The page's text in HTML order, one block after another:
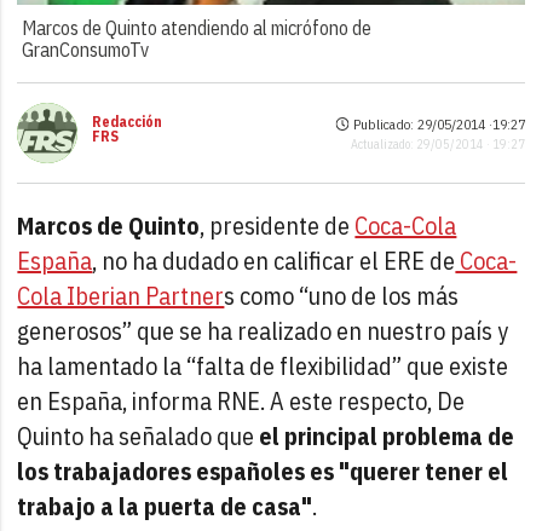
Marcos de Quinto atendiendo al micrófono de
GranConsumoTv
Redacción
FRS
Publicado: 29/05/2014 ·19:27
Actualizado: 29/05/2014 · 19:27
Marcos de Quinto, presidente de Coca-Cola
España, no ha dudado en calificar el ERE de Coca-
Cola Iberian Partners como “uno de los más
generosos” que se ha realizado en nuestro país y
ha lamentado la “falta de flexibilidad” que existe
en España, informa RNE. A este respecto, De
Quinto ha señalado que el principal problema de
los trabajadores españoles es "querer tener el
trabajo a la puerta de casa".